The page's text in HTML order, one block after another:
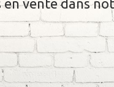
vente dans